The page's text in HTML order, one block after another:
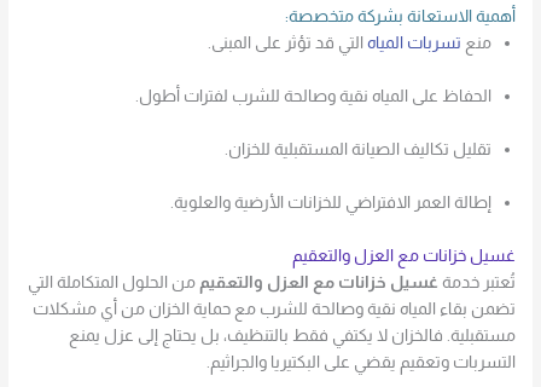
أهمية الاستعانة بشركة متخصصة:
منع تسربات المياه التي قد تؤثر على المبنى.
الحفاظ على المياه نقية وصالحة للشرب لفترات أطول.
تقليل تكاليف الصيانة المستقبلية للخزان.
إطالة العمر الافتراضي للخزانات الأرضية والعلوية.
غسيل خزانات مع العزل والتعقيم
تُعتبر خدمة غسيل خزانات مع العزل والتعقيم من الحلول المتكاملة التي
تضمن بقاء المياه نقية وصالحة للشرب مع حماية الخزان من أي مشكلات
مستقبلية. فالخزان لا يكتفي فقط بالتنظيف، بل يحتاج إلى عزل يمنع
التسربات وتعقيم يقضي على البكتيريا والجراثيم.